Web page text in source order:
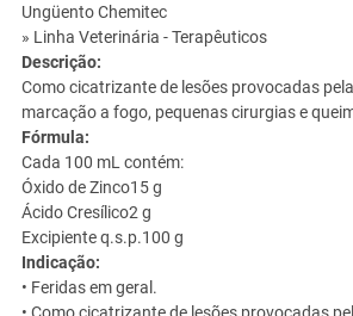
Ungüento Chemitec
» Linha Veterinária - Terapêuticos
Descrição:
Como cicatrizante de lesões provocadas
marcação a fogo, pequenas cirurgias e
Fórmula:
Cada 100 mL contém:
Óxido de Zinco15 g
Ácido Cresílico2 g
Excipiente q.s.p.100 g
Indicação:
• Feridas em geral.